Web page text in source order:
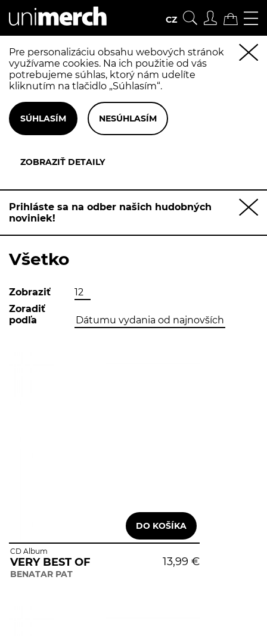
CZ
Pre personalizáciu obsahu webových stránok
využívame cookies. Na ich použitie od vás
potrebujeme súhlas, ktorý nám udelíte
kliknutím na tlačidlo „Súhlasím“.
Prihláste sa na odber našich hudobných
noviniek!
Všetko
Zobraziť
Zoradiť
podľa
13,99 €
CD Album
VERY BEST OF
BENATAR PAT